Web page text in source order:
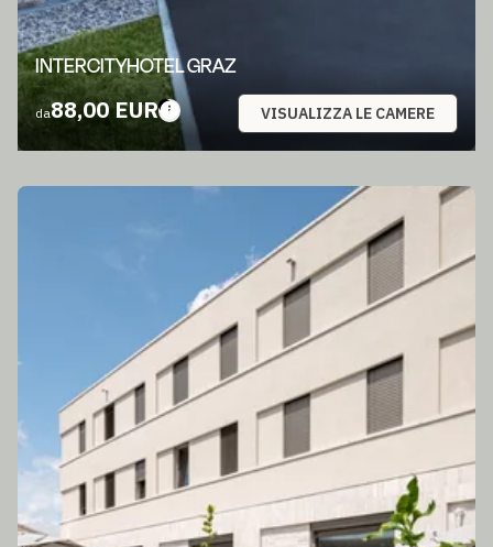
INTERCITYHOTEL GRAZ
da88,00 EUR VISUALIZZA LE CAMERE